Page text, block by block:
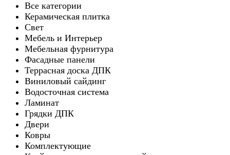
Все категории
Керамическая плитка
Свет
Мебель и Интерьер
Мебельная фурнитура
Фасадные панели
Террасная доска ДПК
Виниловый сайдинг
Водосточная система
Ламинат
Грядки ДПК
Двери
Ковры
Комплектующие